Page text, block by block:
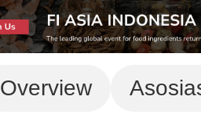
Overview